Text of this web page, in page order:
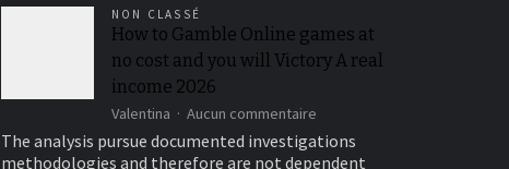
NON CLASSÉ
How to Gamble Online games at
no cost and you will Victory A real
income 2026
Valentina Aucun commentairesur
How
to
The analysis pursue documented investigations
methodologies and therefore are not dependent